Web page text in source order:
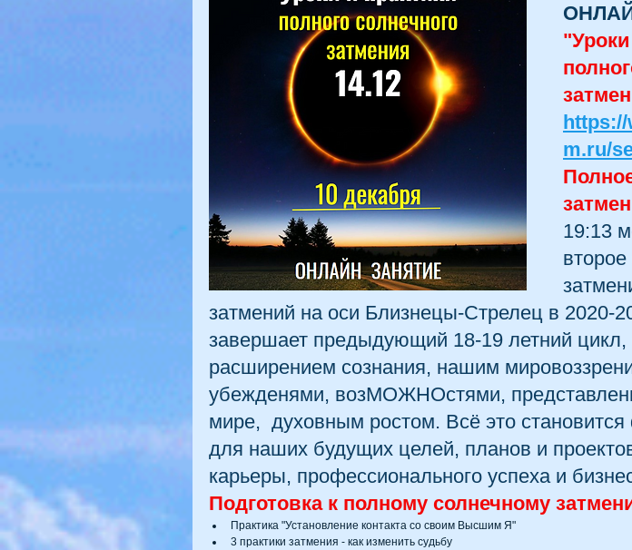
m.ru/
19:13
затмений на оси Близнецы-Стрелец в 2020-
завершает предыдующий 18-19 летний цикл,
расширением сознания, нашим
убежденями, возМОЖНОстями,
мире,  духовным ростом. Всё это
для наших будущих целей, планов и
карьеры, профессионального успеха и
Подготовка к полному солнечному
Практика "Установление контакта со своим Высшим Я"
3 практики затмения - как изменить судьбу